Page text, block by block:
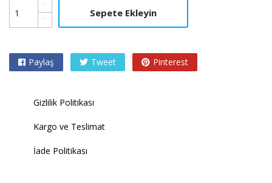
Sepete Ekleyin
Paylaş Tweet Pinterest
Gizlilik Politikası
Kargo ve Teslimat
İade Politikası